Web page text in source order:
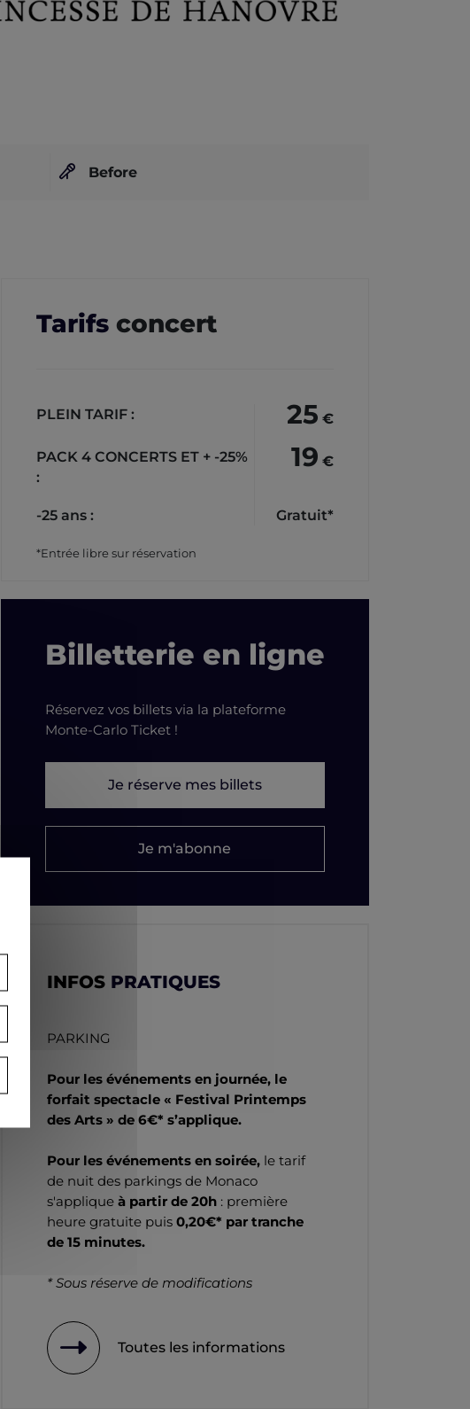
Before
Tarifsconcert
PLEIN TARIF : 25 €
PACK 4 CONCERTS ET + -25%
:
19 €
-25 ans : Gratuit*
*Entrée libre sur réservation
Billetterie en ligne
Réservez vos billets via la plateforme
Monte-Carlo Ticket !
Je réserve mes billets
Je m'abonne
INFOS PRATIQUES
PARKING
Pour les événements en journée, le
forfait spectacle « Festival Printemps
des Arts » de 6€* s’applique.
Pour les événements en soirée,le tarif
de nuit des parkings de Monaco
s'applique à partir de 20h : première
heure gratuite puis 0,20€* par tranche
de 15 minutes.
* Sous réserve de modifications
Toutes les informations